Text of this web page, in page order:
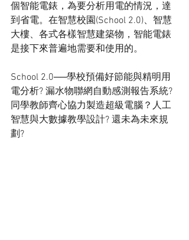
個智能電錶，為要分析用電的情況，達
到省電。在智慧校園(School 2.0)、智慧
大樓、各式各樣智慧建築物，智能電錶
是接下來普遍地需要和使用的。
School 2.0──學校預備好節能與精明用
電分析? 漏水物聯網自動感測報告系統?
同學教師齊心協力製造超級電腦？人工
智慧與大數據教學設計? 還未為未來規
劃?